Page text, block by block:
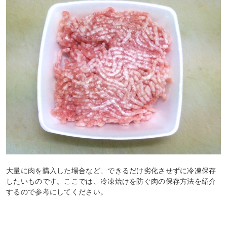
大量に肉を購入した場合など、できるだけ劣化させずに冷凍保存
したいものです。ここでは、冷凍焼けを防ぐ肉の保存方法を紹介
するので参考にしてください。